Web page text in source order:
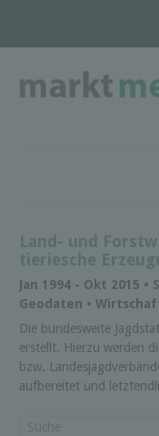
Land- und
tieriesche
Jan 1994 - Okt 2015
Geodaten •
Die bundesweite
erstellt. Hierzu werden
bzw.
aufbereitet und